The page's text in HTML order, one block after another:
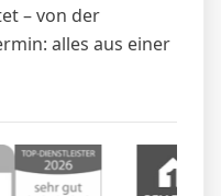
– von der
alles aus einer